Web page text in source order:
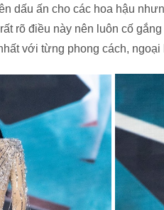
dấu ấn cho các hoa hậu
rõ điều này nên luôn cố
với từng phong cách,